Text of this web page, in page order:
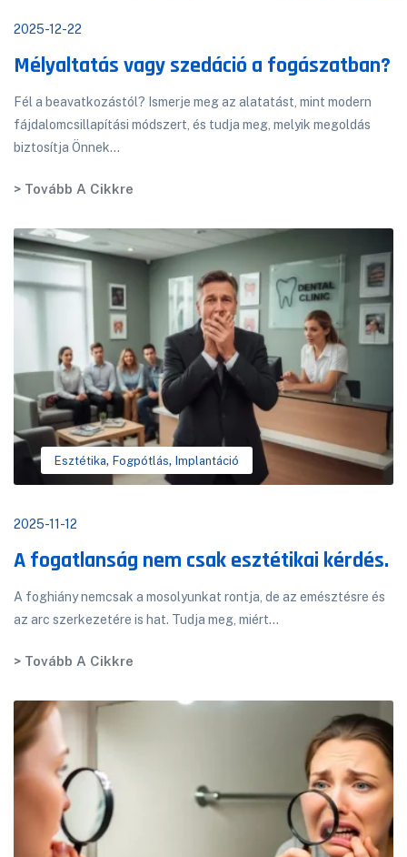
2025-12-22
Mélyaltatás vagy szedáció a fogászatban?
Fél a beavatkozástól? Ismerje meg az alatatást, mint modern
fájdalomcsillapítási módszert, és tudja meg, melyik megoldás
biztosítja Önnek...
> Tovább A Cikkre
Esztétika, Fogpótlás, Implantáció
2025-11-12
A fogatlanság nem csak esztétikai kérdés.
A foghiány nemcsak a mosolyunkat rontja, de az emésztésre és
az arc szerkezetére is hat. Tudja meg, miért...
> Tovább A Cikkre